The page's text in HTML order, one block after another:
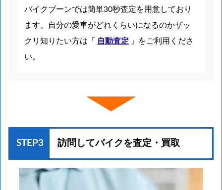
バイクブーンでは簡単30秒査定を用意しており
ます。自分の愛車がどれくらいになるのかザッ
クリ知りたい方は「
自動査定 」をご利用くださ
い。
STEP3 訪問してバイクを査定・買取